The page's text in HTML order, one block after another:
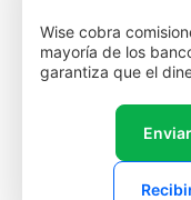
Wise cobra
mayoría de los
garantiza que el